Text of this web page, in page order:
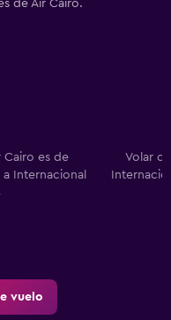
de Air Cairo.
Cairo es de
Internacional
Volar
vuelo